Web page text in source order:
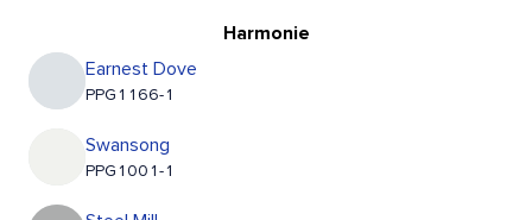
Harmonie
Earnest Dove
PPG1166-1
Swansong
PPG1001-1